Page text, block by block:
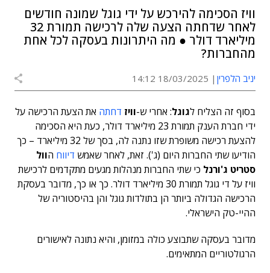
וויז הסכימה להירכש על ידי גוגל שמונה חודשים
לאחר שדחתה הצעה שלה לרכישה תמורת 32
מיליארד דולר ● מה היתרונות בעסקה לכל אחת
מהחברות?
יניב הלפרין 18/03/2025 14:12
בסוף זה הצליח לגוגל: אחרי ש-וויז דחתה את הצעת הרכישה על
ידי חברת הענק תמורת 23 מיליארד דולר, כעת היא הסכימה
להצעת רכישה משופרת שזו נתנה לה, בסך של 32 מיליארד – כך
הודיעו שתי החברות היום (ג'). זאת, לאחר שאמש דיווח הוול
סטריט ג'ורנל כי שתי החברות מנהלות מגעים מתקדמים לרכישת
וויז על די גוגל תמורת 30 מיליארד דולר. כך או כך, מדובר בעסקת
הרכישה הגדולה ביותר הן בתולדות גוגל והן בהיסטוריה של
ההיי-טק הישראלי.
מדובר בעסקה שתבוצע כולה במזומן, והיא נתונה לאישורים
הרגולטוריים המתאימים.